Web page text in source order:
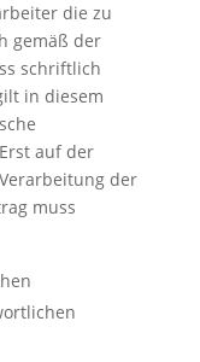
die zu
gemäß der
schriftlich
in diesem
auf der
der
muss